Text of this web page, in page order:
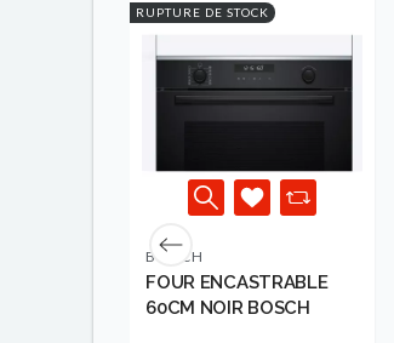
RUPTURE DE STOCK
BOSCH
FOUR ENCASTRABLE
60CM NOIR BOSCH